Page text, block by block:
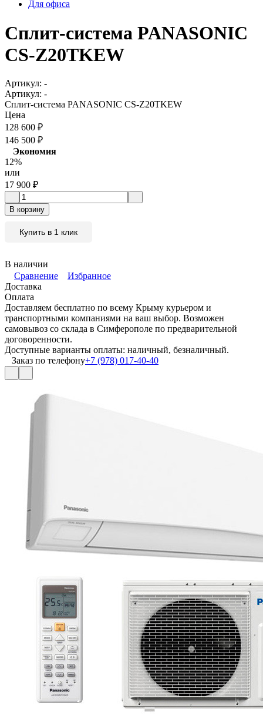
Для офиса
Сплит-система PANASONIC
CS-Z20TKEW
Артикул: -
Артикул: -
Сплит-система PANASONIC CS-Z20TKEW
Цена
128 600 ₽
146 500 ₽
Экономия
12%
или
17 900 ₽
В корзину
Купить в 1 клик
В наличии
Сравнение
Избранное
Доставка
Оплата
Доставляем бесплатно по всему Крыму курьером и
транспортными компаниями на ваш выбор. Возможен
самовывоз со склада в Симферополе по предварительной
договоренности.
Доступные варианты оплаты: наличный, безналичный.
Заказ по телефону+7 (978) 017-40-40